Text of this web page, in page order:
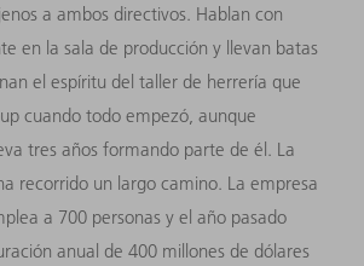
a ambos directivos. Hablan con
en la sala de producción y llevan batas
el espíritu del taller de herrería que
cuando todo empezó, aunque
tres años formando parte de él. La
recorrido un largo camino. La empresa
a 700 personas y el año pasado
anual de 400 millones de dólares